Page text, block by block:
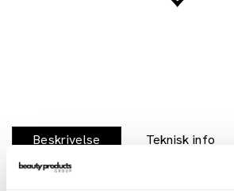
Beskrivelse Teknisk info
Brukerveiledning